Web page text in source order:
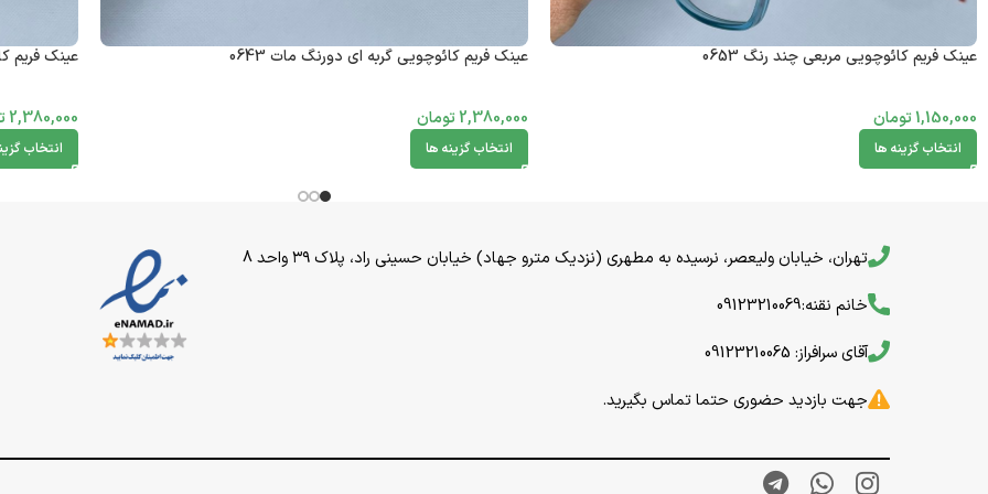
عینک فریم کائوچویی مربعی چند رنگ 0653
1,150,000تومان
انتخاب گزینه ها
عینک فریم کائوچویی گربه ای دورنگ مات 0643
2,380,000 تومان
انتخاب گزینه ها
عینک فریم
2,380,000
انتخاب
تهران، خیابان ولیعصر، نرسیده به مطهری (نزدیک مترو جهاد) خیابان حسینی راد، پلاک ۳۹ واحد 8
خانم نقنه:09123210069
آقای سرافراز: 09123210065
جهت بازدید حضوری حتما تماس بگیرید.